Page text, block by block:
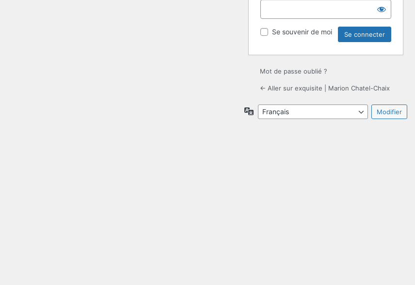
Se souvenir de moi
Mot de passe oublié ?
← Aller sur exquisite | Marion Chatel-Chaix
Langue